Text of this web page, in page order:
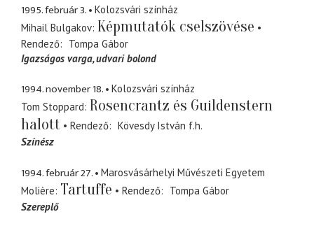
1995. február 3.
Kolozsvári színház
Mihail Bulgakov Képmutatók cselszövése
Rendező
Tompa Gábor
Igazságos varga udvari bolond
1994. november 18.
Kolozsvári színház
Tom Stoppard Rosencrantz és Guildenstern
halott
Rendező Kövesdy István f.h.
Színész
1994. február 27.
Marosvásárhelyi Művészeti Egyetem
Molière Tartuffe Rendező
Tompa Gábor
Szereplő